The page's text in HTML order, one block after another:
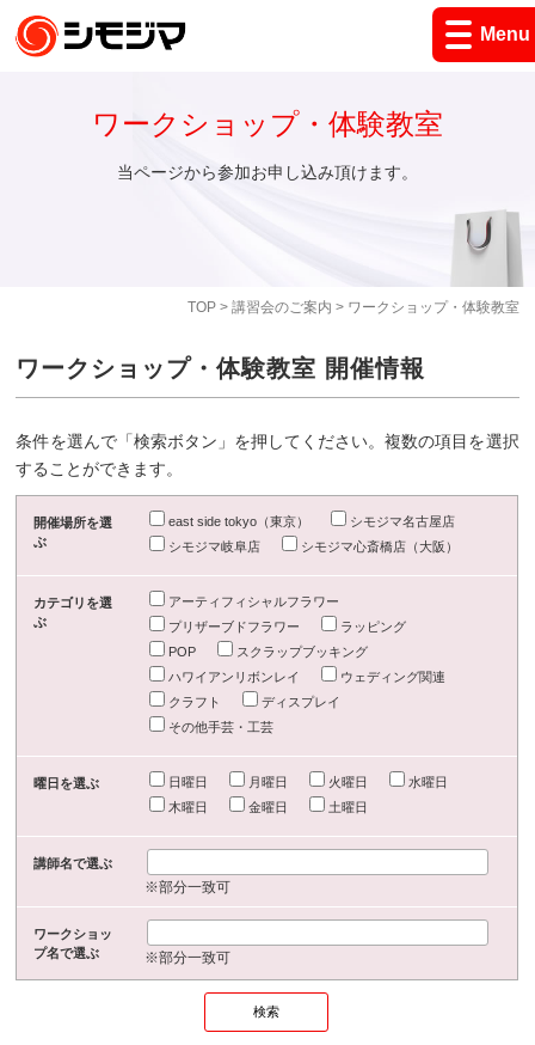
Menu
TOP> 講習会のご案内 > ワークショップ・体験教室
ワークショップ・体験教室
当ページから参加お申し込み頂けます。
ワークショップ・体験教室 開催情報
条件を選んで「検索ボタン」を押してください。複数の項目を選択
することができます。
開催場所を選
ぶ
east side tokyo（東京）
シモジマ名古屋店
シモジマ岐阜店
シモジマ心斎橋店（大阪）
カテゴリを選
ぶ
アーティフィシャルフラワー
プリザーブドフラワー
ラッピング
POP
スクラップブッキング
ハワイアンリボンレイ
ウェディング関連
クラフト
ディスプレイ
その他手芸・工芸
曜日を選ぶ 日曜日 月曜日 火曜日
水曜日
木曜日
金曜日 土曜日
講師名で選ぶ
※部分一致可
ワークショッ
プ名で選ぶ
※部分一致可